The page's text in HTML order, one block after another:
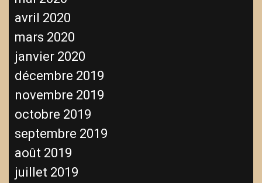
avril 2020
mars 2020
janvier 2020
décembre 2019
novembre 2019
octobre 2019
septembre 2019
août 2019
juillet 2019